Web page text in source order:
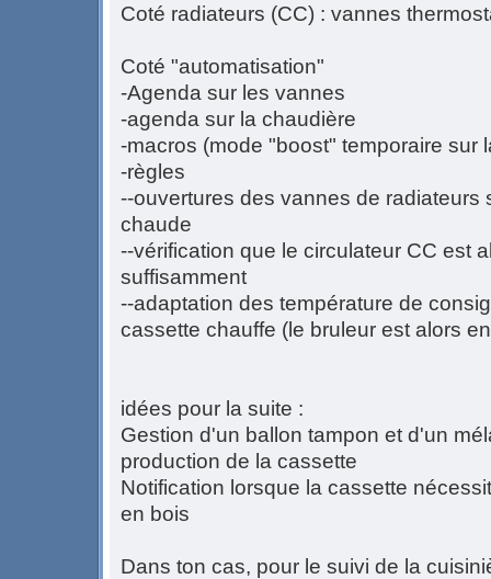
Coté radiateurs (CC) : vannes
Coté "automatisation"
-Agenda sur les vannes
-agenda sur la chaudière
-macros (mode "boost" temporaire sur
-règles
--ouvertures des vannes de radiateurs
chaude
--vérification que le circulateur CC est
suffisamment
--adaptation des température de
cassette chauffe (le bruleur est alors
idées pour la suite :
Gestion d'un ballon tampon et d'un
production de la cassette
Notification lorsque la cassette
en bois
Dans ton cas, pour le suivi de la